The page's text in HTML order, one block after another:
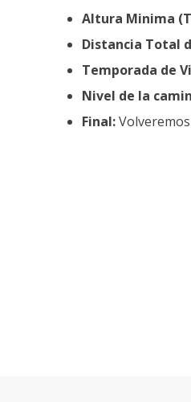
Altura Minima
Distancia Total
Temporada de
Nivel de la
Final: